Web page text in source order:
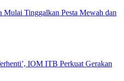
Mulai Tinggalkan Pesta Mewah dan
IOM ITB Perkuat Gerakan